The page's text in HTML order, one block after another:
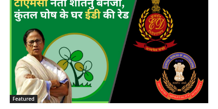
Featured